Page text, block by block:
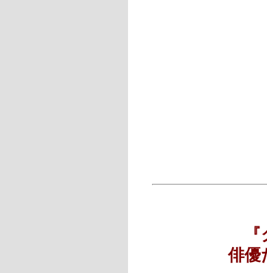
俳優